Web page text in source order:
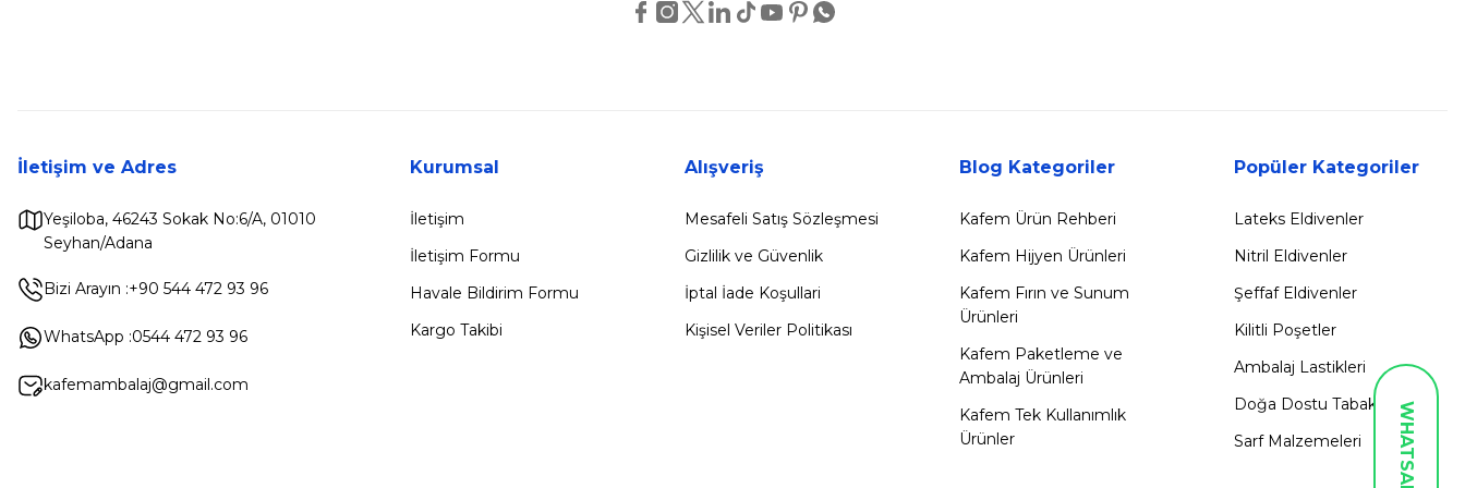
İletişim ve Adres
Yeşiloba, 46243 Sokak No:6/A, 01010
Seyhan/Adana
Bizi Arayın :+90 544 472 93 96
WhatsApp :0544 472 93 96
kafemambalaj@gmail.com
Kurumsal
İletişim
İletişim Formu
Havale Bildirim Formu
Kargo Takibi
Alışveriş
Mesafeli Satış Sözleşmesi
Gizlilik ve Güvenlik
İptal İade Koşullari
Kişisel Veriler Politikası
Blog Kategoriler
Kafem Ürün Rehberi
Kafem Hijyen Ürünleri
Kafem Fırın ve Sunum
Ürünleri
Kafem Paketleme ve
Ambalaj Ürünleri
Kafem Tek Kullanımlık
Ürünler
Popüler Kategoriler
Lateks Eldivenler
Nitril Eldivenler
Şeffaf Eldivenler
Kilitli Poşetler
Ambalaj Lastikleri
Doğa Dostu Tabaklar
Sarf Malzemeleri